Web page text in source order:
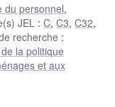
du personnel,
JEL :C,C3,C32,
recherche :
la politique
et aux